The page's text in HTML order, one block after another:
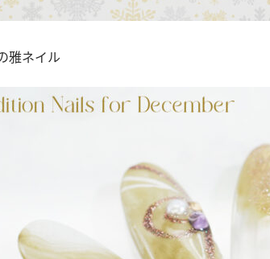
雅ネイル